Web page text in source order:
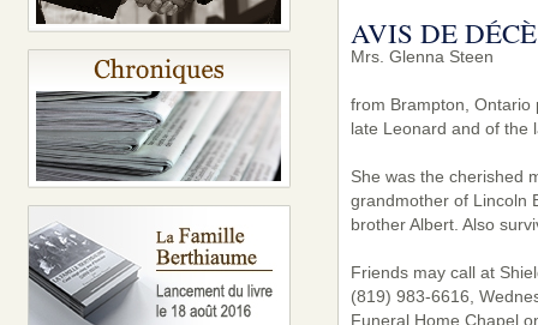
AVIS DE
Mrs. Glenna Steen
from Brampton, Ontario
late Leonard and of the
She was the cherished
grandmother of Lincoln
brother Albert. Also
Friends may call at
(819) 983-6616,
Funeral Home Chapel